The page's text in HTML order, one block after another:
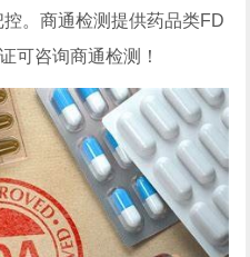
。商通检测提供药品类FD
可咨询商通检测！